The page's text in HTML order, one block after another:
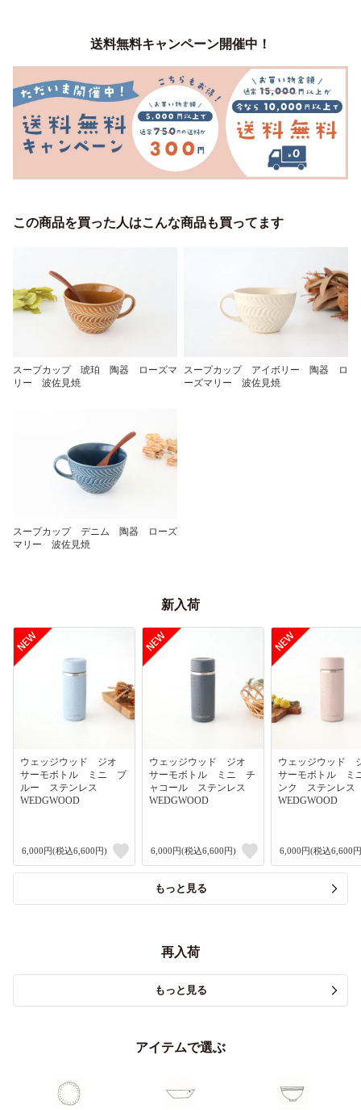
送料無料キャンペーン開催中！
この商品を買った人はこんな商品も買ってます
スープカップ 琥珀 陶器 ローズマ
リー 波佐見焼
スープカップ アイボリー 陶器 ロ
ーズマリー 波佐見焼
スープカップ デニム 陶器 ローズ
マリー 波佐見焼
新入荷
ウェッジウッド ジオ
サーモボトル ミニ ブ
ルー ステンレス
WEDGWOOD
6,000円(税込6,600円)
ウェッジウッド ジオ
サーモボトル ミニ チ
ャコール ステンレス
WEDGWOOD
6,000円(税込6,600円)
ウェッジウッド
サーモボトル
ンク ステンレ
WEDGWOOD
6,000円(税込6,600
もっと見る
再入荷
もっと見る
アイテムで選ぶ